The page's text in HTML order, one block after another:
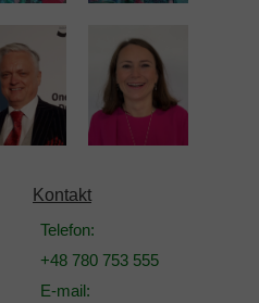
Kontakt
Telefon:
+48 780 753 555
E-mail: